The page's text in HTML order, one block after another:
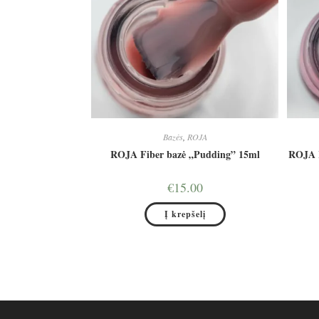
Bazės, ROJA
ROJA Fiber bazė „Pudding” 15ml
€15.00
Į krepšelį
ROJA